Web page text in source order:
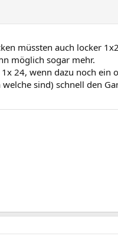
müssten auch locker
möglich sogar mehr.
24, wenn dazu noch
sind) schnell den